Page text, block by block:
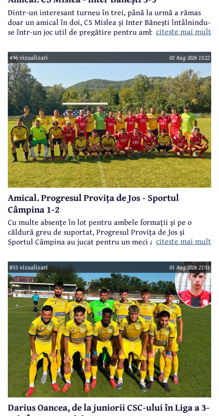
Dintr-un interesant turneu în trei, până la urmă a rămas
doar un amical în doi, CS Mislea și Inter Bănești întâlnindu-
se într-un joc util de pregătire pentru ambele formații.
citeste mai mult
496 vizualizari 02 Aug 2026 13:22
Amical. Progresul Provița de Jos - Sportul
Câmpina 1-2
Cu multe absențe în lot pentru ambele formații și pe o
căldură greu de suportat, Progresul Provița de Jos și
Sportul Câmpina au jucat pentru un meci amical.citeste mai mult
855 vizualizari 01 Aug 2026 21:51
Darius Oancea, de la juniorii CSC-ului în Liga a 3-